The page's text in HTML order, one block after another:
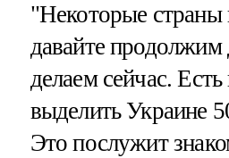
"Некоторые страны
давайте продолжим
делаем сейчас.
выделить Украине
Это послужит